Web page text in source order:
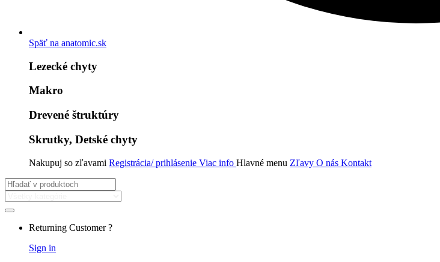
Späť na anatomic.sk
Lezecké chyty
Makro
Drevené štruktúry
Skrutky, Detské chyty
Nakupuj so zľavami Registrácia/ prihlásenie Viac info Hlavné menu Zľavy O nás Kontakt
Hľadať:
Returning Customer ?
Sign in